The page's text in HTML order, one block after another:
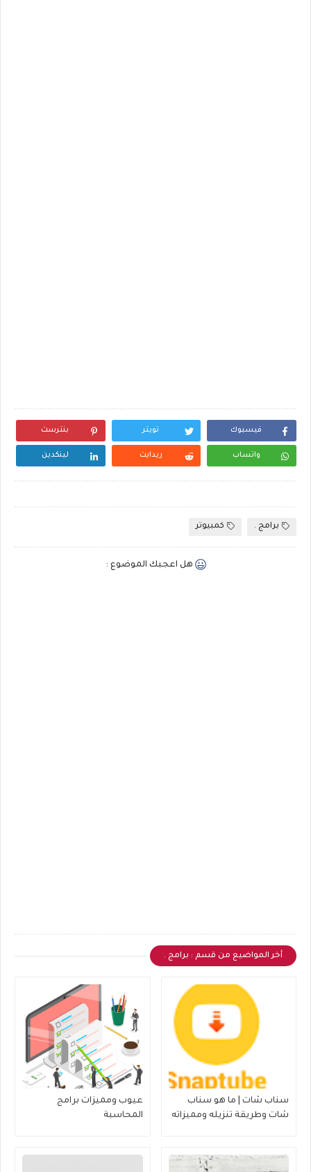
فيسبوك تويتر بنترست
واتساب ريدايت لينكدين
برامج . كمبيوتر
هل اعجبك الموضوع :
أخر المواضيع من قسم : برامج .
سناب شات | ما هو سناب
شات وطريقة تنزيله ومميزاته
عيوب ومميزات برامج
المحاسبة